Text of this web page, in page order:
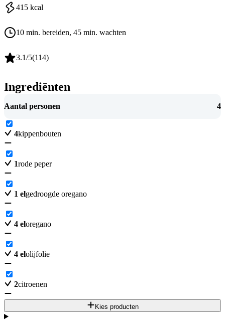
415 kcal
10 min. bereiden, 45 min. wachten
3.1/5(114)
Ingrediënten
Aantal personen 4
4kippenbouten
1rode peper
1 elgedroogde oregano
4 eloregano
4 elolijfolie
2citroenen
Kies producten